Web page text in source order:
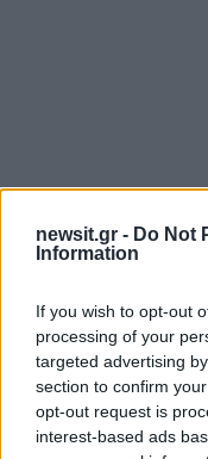
newsit.gr - Do Not
Information
If you wish to opt-out
processing of your
targeted advertising
section to confirm
opt-out request is
interest-based ads
Αν τα χάσατε